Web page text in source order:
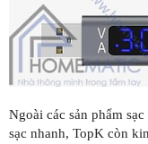
Ngoài các sản phẩm
sạc nhanh, TopK còn